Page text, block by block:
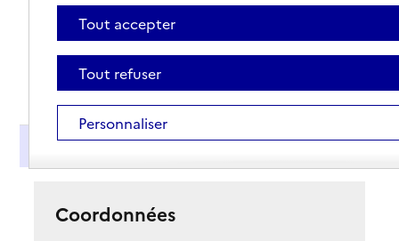
Présentation
Coordonnées
Tout accepter
Tout refuser
Personnaliser